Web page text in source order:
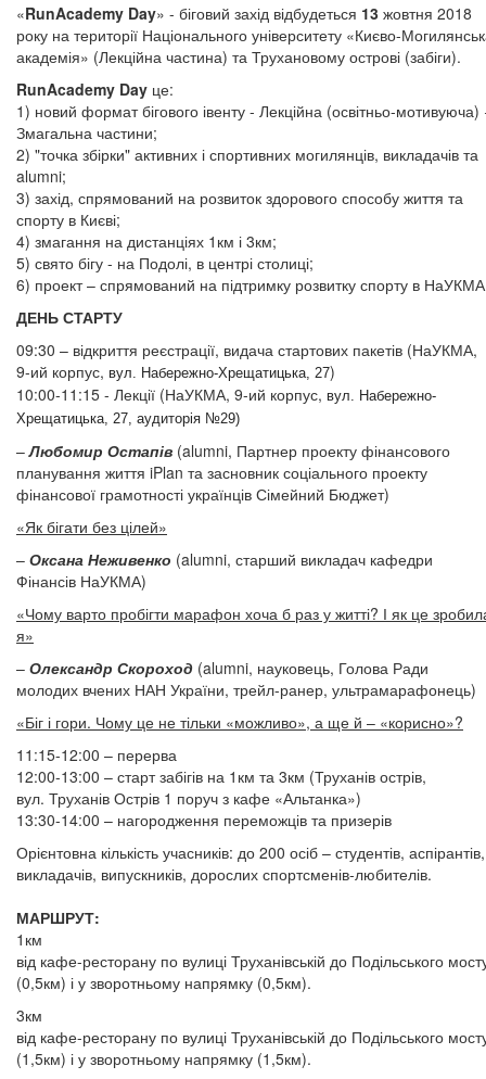
«RunAcademy Day» - біговий захід відбудеться 13 жовтня 2018
року на території Національного університету «Києво-
академія» (Лекційна частина) та Трухановому острові (забіги).
RunAcademy Day це:
1) новий формат бігового івенту - Лекційна (освітньо-мотивуюча)
Змагальна частини;
2) "точка збірки" активних і спортивних могилянців, викладачів та
alumni;
3) захід, спрямований на розвиток здорового способу життя та
спорту в Києві;
4) змагання на дистанціях 1км і 3км;
5) свято бігу - на Подолі, в центрі столиці;
6) проект – спрямований на підтримку розвитку спорту в НаУКМА
ДЕНЬ СТАРТУ
09:30 – відкриття реєстрації, видача стартових пакетів (НаУКМА,
9-ий корпус, вул. Набережно-Хрещатицька, 27)
10:00-11:15 - Лекції (НаУКМА, 9-ий корпус, вул. Набережно-
Хрещатицька, 27, аудиторія №29)
–Любомир Остапів (alumni, Партнер проекту фінансового
планування життя iPlan та засновник соціального проекту
фінансової грамотності українців Сімейний Бюджет)
«Як бігати без цілей»
– Оксана Неживенко (alumni, старший викладач кафедри
Фінансів НаУКМА)
«Чому варто пробігти марафон хоча б раз у житті? І як це
я»
– Олександр Скороход (alumni, науковець, Голова Ради
молодих вчених НАН України, трейл-ранер, ультрамарафонець)
«Біг і гори. Чому це не тільки «можливо», а ще й – «корисно»?
11:15-12:00 – перерва
12:00-13:00 – старт забігів на 1км та 3км (Труханів острів,
вул. Труханів Острів 1 поруч з кафе «Альтанка»)
13:30-14:00 – нагородження переможців та призерів
Орієнтовна кількість учасників: до 200 осіб – студентів, аспірантів,
викладачів, випускників, дорослих спортсменів-любителів.
МАРШРУТ:
1км
від кафе-ресторану по вулиці Труханівській до Подільського
(0,5км) і у зворотньому напрямку (0,5км).
3км
від кафе-ресторану по вулиці Труханівській до Подільського
(1,5км) і у зворотньому напрямку (1,5км).